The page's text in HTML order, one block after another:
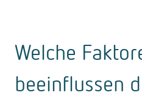
Welche
beeinflussen